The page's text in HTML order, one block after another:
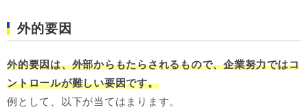
外的要因
外的要因は、外部からもたらされるもので、企業努力ではコ
ントロールが難しい要因です。
例として、以下が当てはまります。